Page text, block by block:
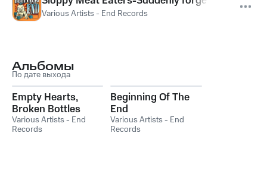
Various Artists - End Records
Альбомы
По дате выхода
Empty Hearts,
Broken Bottles
Various Artists - End
Records
Beginning Of The
End
Various Artists - End
Records